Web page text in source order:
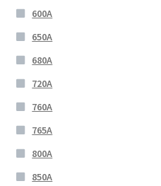
600A
650A
680A
720A
760A
765A
800A
850A